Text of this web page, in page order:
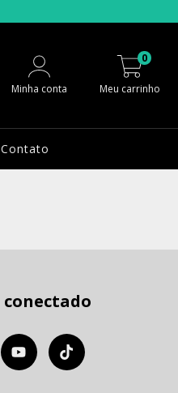
Minha conta Meu carrinho
0
Contato
conectado